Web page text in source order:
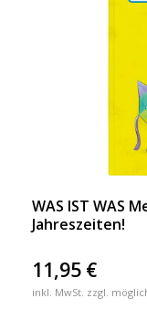
WAS IST WAS
Jahreszeiten!
11,95 €
inkl. MwSt. zzgl.